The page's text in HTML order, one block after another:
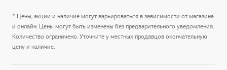
* Цены, акции и наличие могут варьироваться в зависимости от магазина
и онлайн. Цены могут быть изменены без предварительного уведомления.
Количество ограничено. Уточните у местных продавцов окончательную
цену и наличие.